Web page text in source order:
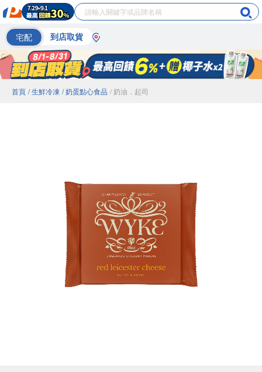
宅配 到店取貨
首頁 / 生鮮冷凍 / 奶蛋點心食品 / 奶油．起司